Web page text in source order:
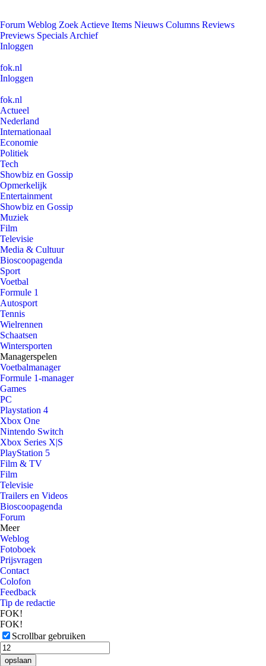
Forum Weblog Zoek Actieve Items Nieuws Columns Reviews
Previews Specials Archief
Inloggen
fok.nl
Inloggen
fok.nl
Actueel
Nederland
Internationaal
Economie
Politiek
Tech
Showbiz en Gossip
Opmerkelijk
Entertainment
Showbiz en Gossip
Muziek
Film
Televisie
Media & Cultuur
Bioscoopagenda
Sport
Voetbal
Formule 1
Autosport
Tennis
Wielrennen
Schaatsen
Wintersporten
Managerspelen
Voetbalmanager
Formule 1-manager
Games
PC
Playstation 4
Xbox One
Nintendo Switch
Xbox Series X|S
PlayStation 5
Film & TV
Film
Televisie
Trailers en Videos
Bioscoopagenda
Forum
Meer
Weblog
Fotoboek
Prijsvragen
Contact
Colofon
Feedback
Tip de redactie
FOK!
FOK!
Scrollbar gebruiken
opslaan